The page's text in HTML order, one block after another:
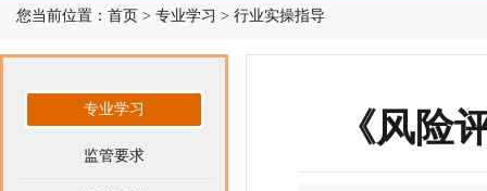
您当前位置： 首页 > 专业学习 > 行业实操指导
《风险
专业学习
监管要求